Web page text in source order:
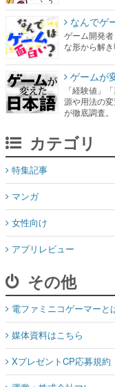
なんでゲ
ゲーム開発
な形から解
ゲームが
「経験値」
源や用法の
が徹底調査。
カテゴリ
特集記事
マンガ
女性向け
アプリレビュー
その他
電ファミニコゲーマーと
媒体資料はこちら
XプレゼントCP応募規約